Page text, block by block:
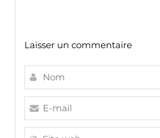
Laisser un commentaire